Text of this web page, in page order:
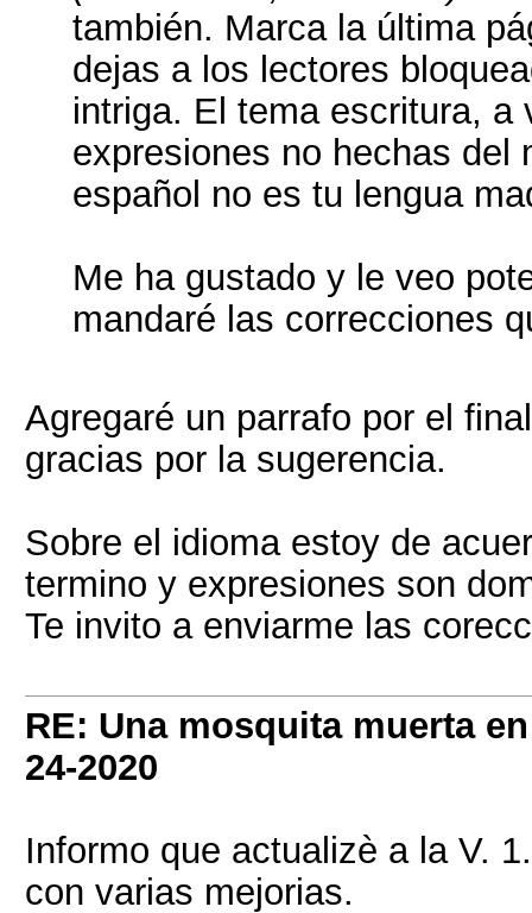
también. Marca la última
dejas a los lectores
intriga. El tema escritura, a
expresiones no hechas del
español no es tu lengua
Me ha gustado y le veo
mandaré las correcciones
Agregaré un parrafo por el
gracias por la sugerencia.
Sobre el idioma estoy de
termino y expresiones son
Te invito a enviarme las
RE: Una mosquita muerta
24-2020
Informo que actualizè a la V.
con varias mejorias.